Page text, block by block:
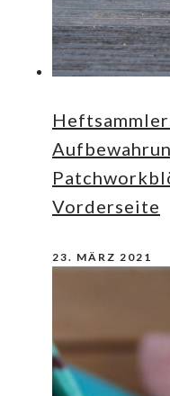
Vorderseite
23. MÄRZ 2021